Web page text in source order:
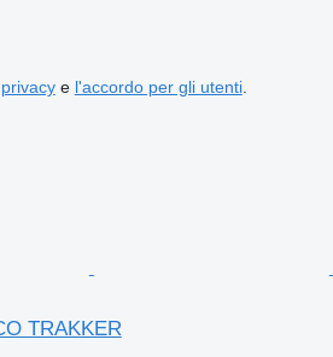
e l'accordo per gli utenti.
TRAKKER